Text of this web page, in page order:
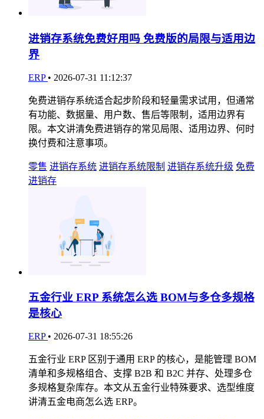
进销存系统免费好用吗 免费版的局限与适用边
界
ERP • 2026-07-31 11:12:37
免费进销存系统适合起步阶段和轻量需求试用，但通常
有功能、数据量、用户数、售后等限制，适用边界有
限。本文讲清免费进销存的常见局限、适用边界、何时
换付费和注意事项。
零售 进销存系统 进销存系统限制 进销存系统升级 免费
进销存
五金行业 ERP 系统怎么选 BOM与多仓多规格
是核心
ERP • 2026-07-31 18:55:26
五金行业 ERP 区别于通用 ERP 的核心，是能管理 BOM
清单和多规格组合、支撑 B2B 和 B2C 并存、处理多仓
多规格复杂库存。本文从五金行业特殊要求、选型维度
讲清五金电商怎么选 ERP。